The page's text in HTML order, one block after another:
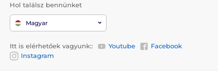
Hol találsz bennünket
Magyar
Itt is elérhetőek vagyunk:: Youtube
Facebook
Instagram